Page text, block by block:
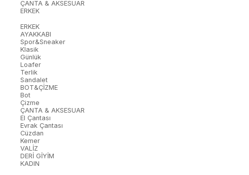
ÇANTA & AKSESUAR
ERKEK
ERKEK
AYAKKABI
Spor&Sneaker
Klasik
Günlük
Loafer
Terlik
Sandalet
BOT&ÇİZME
Bot
Çizme
ÇANTA & AKSESUAR
El Çantası
Evrak Çantası
Cüzdan
Kemer
VALİZ
DERİ GİYİM
KADIN